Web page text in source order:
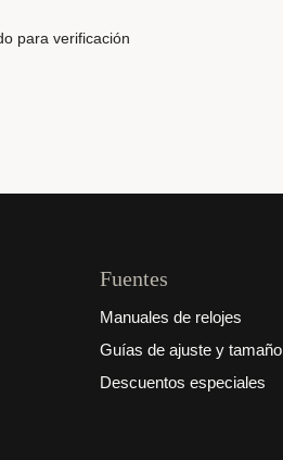
para verificación
Fuentes
Manuales de relojes
Guías de ajuste y tamaño
Descuentos especiales